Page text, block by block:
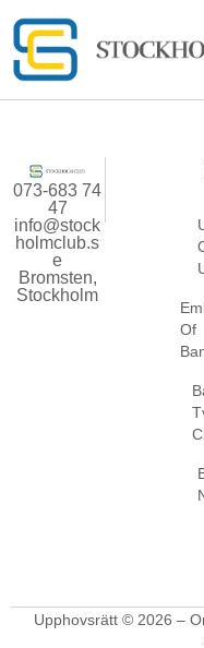
073-683 74
47
info@stock
holmclub.s
e
Bromsten,
Stockholm
Of
Upphovsrätt © 2026 –